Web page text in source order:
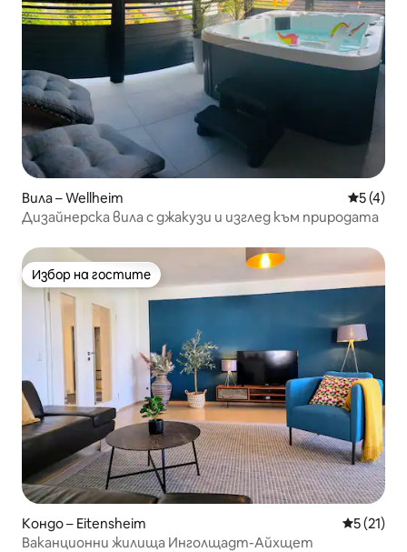
Вила – Wellheim Средна
5 (4)
Дизайнерска вила с джакузи и изглед към природата
Избор на гостите
Избор на гостите
Кондо – Eitensheim Средна
5 (21)
Ваканционни жилища Инголщадт-Айхщет